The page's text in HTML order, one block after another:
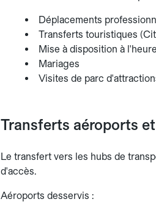
Déplacements
Transferts touristiques
Mise à disposition à l'heure
Mariages
Visites de parc
Transferts aéroports
Le transfert vers les hubs de
d'accès.
Aéroports desservis :